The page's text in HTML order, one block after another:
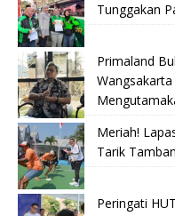
Tunggakan
Primaland
Meriah!
Tarik
Peringati